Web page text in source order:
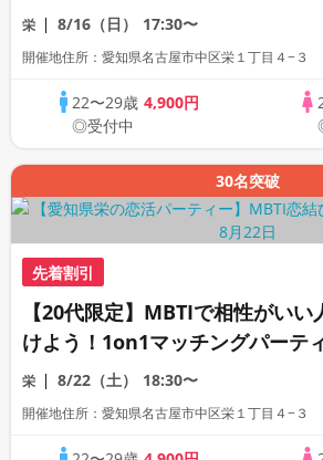
栄 8/16（日） 17:30〜
開催地住所：愛知県名古屋市中区栄１丁目４−３
22〜29歳4,900円
◎受付中
30名突破
先着割引
【20代限定】MBTIで相性がいい
けよう！1on1マッチングパーテ
栄 8/22（土） 18:30〜
開催地住所：愛知県名古屋市中区栄１丁目４−３